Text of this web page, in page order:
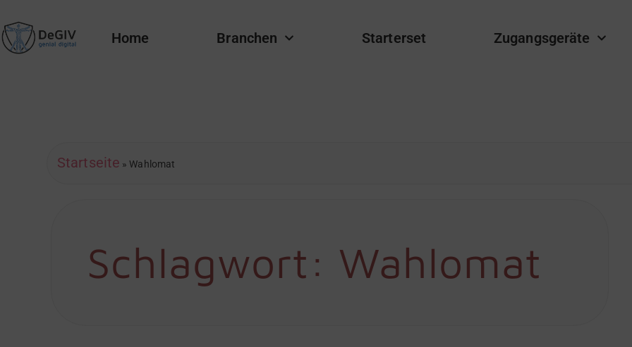
Home Branchen Starterset Zugangsgeräte
Startseite »Wahlomat
Schlagwort: Wahlomat